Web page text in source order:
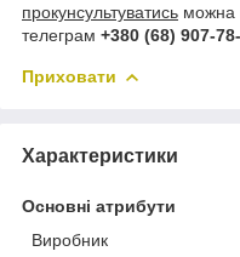
прокунсультуватись можна
телеграм +380 (68) 907-
Приховати
Характеристики
Основні атрибути
Виробник